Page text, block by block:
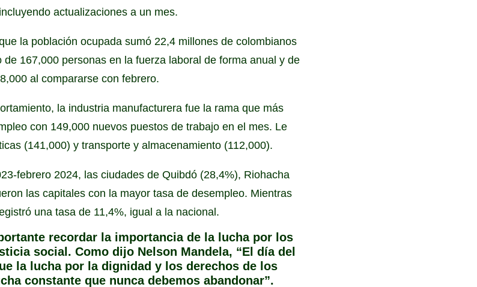
actualizaciones a un mes.
la población ocupada sumó 22,4 millones de colombianos
167,000 personas en la fuerza laboral de forma anual y de
al compararse con febrero.
la industria manufacturera fue la rama que más
con 149,000 nuevos puestos de trabajo en el mes. Le
(141,000) y transporte y almacenamiento (112,000).
febrero 2024, las ciudades de Quibdó (28,4%), Riohacha
las capitales con la mayor tasa de desempleo. Mientras
una tasa de 11,4%, igual a la nacional.
recordar la importancia de la lucha por los
social. Como dijo Nelson Mandela, “El día del
la lucha por la dignidad y los derechos de los
constante que nunca debemos abandonar”.